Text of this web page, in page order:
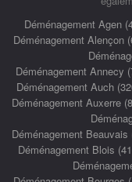
Déménagement Agen
Déménagement Alençon
Déménagement Annecy
Déménagement Auch
Déménagement Auxerre
Déménagement Beauvais
Déménagement Blois